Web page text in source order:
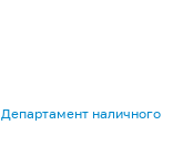
Департамент наличного